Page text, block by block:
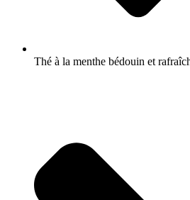
Thé à la menthe bédouin et